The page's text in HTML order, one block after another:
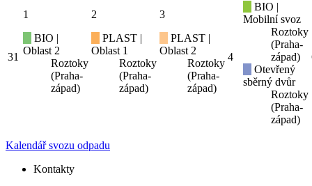
31
1
BIO |
Oblast 2
Roztoky
(Praha-
západ)
2
PLAST |
Oblast 1
Roztoky
(Praha-
západ)
3
PLAST |
Oblast 2
Roztoky
(Praha-
západ)
4
BIO |
Mobilní svoz
Roztoky
(Praha-
západ)
Otevřený
sběrný dvůr
Roztoky
(Praha-
západ)
Kalendář svozu odpadu
Kontakty